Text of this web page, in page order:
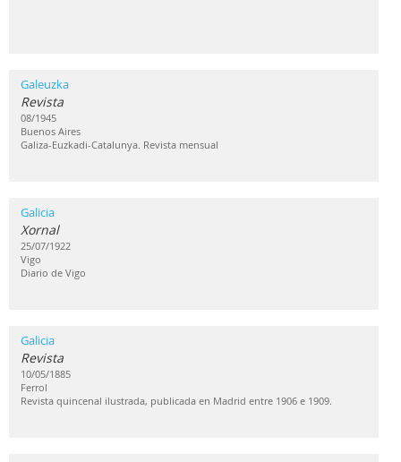
Galeuzka
Revista
08/1945
Buenos Aires
Galiza-Euzkadi-Catalunya. Revista mensual
Galicia
Xornal
25/07/1922
Vigo
Diario de Vigo
Galicia
Revista
10/05/1885
Ferrol
Revista quincenal ilustrada, publicada en Madrid entre 1906 e 1909.